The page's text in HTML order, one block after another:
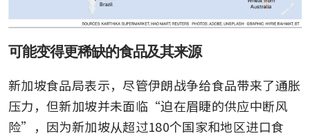
可能变得更稀缺的食品及其来源
新加坡食品局表示，尽管伊朗战争给食品带来了通胀
压力，但新加坡并未面临“迫在眉睫的供应中断风
险”，因为新加坡从超过180个国家和地区进口食